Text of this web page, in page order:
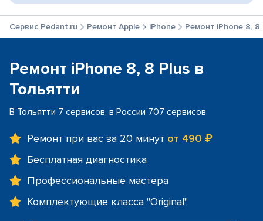
Сервис Pedant.ru Ремонт Apple iPhone Ремонт iPhone 8, 8
Ремонт iPhone 8, 8 Plus в
Тольятти
В Тольятти 7 сервисов, в России 707 сервисов
Ремонт при вас за 20 минут от 490 ₽
Бесплатная диагностика
Профессиональные мастера
Комплектующие класса "Original"